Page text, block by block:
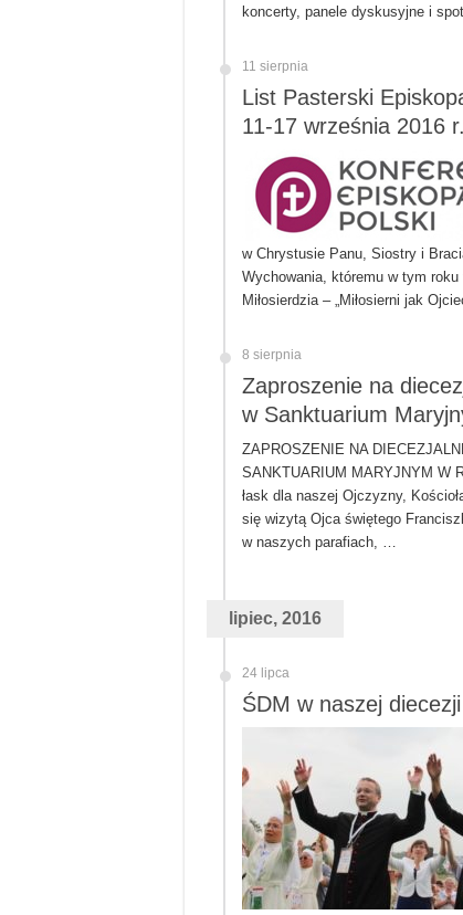
koncerty, panele dyskusyjne i
11 sierpnia
List Pasterski
11-17 września 2016 r.
w Chrystusie Panu, Siostry i
Wychowania, któremu w tym
Miłosierdzia – „Miłosierni jak
8 sierpnia
Zaproszenie na
w Sanktuarium
ZAPROSZENIE NA
SANKTUARIUM MARYJNYM W
łask dla naszej Ojczyzny,
się wizytą Ojca świętego
w naszych parafiach, …
lipiec, 2016
24 lipca
ŚDM w naszej